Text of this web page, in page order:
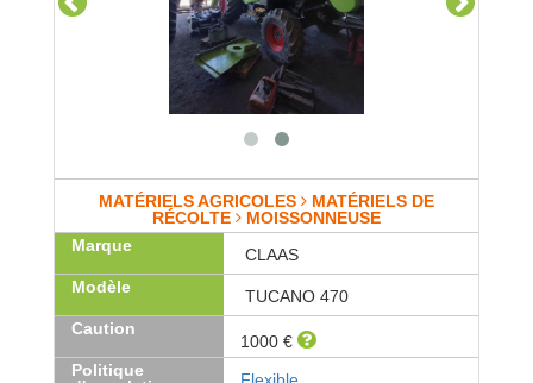
MATÉRIELS AGRICOLES
MATÉRIELS DE
RÉCOLTE
MOISSONNEUSE
Marque
CLAAS
Modèle
TUCANO 470
Caution
1000 €
Politique